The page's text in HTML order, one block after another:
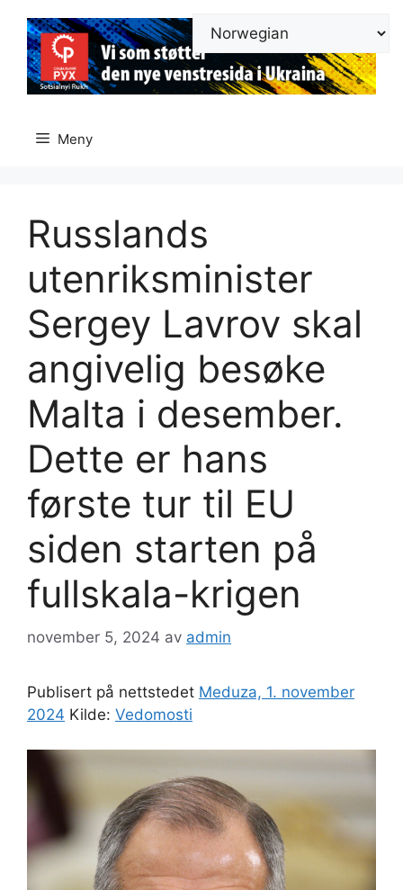
innhold
Meny
Russlands
utenriksminister
Sergey Lavrov skal
angivelig besøke
Malta i desember.
Dette er hans
første tur til EU
siden starten på
fullskala-krigen
november 5, 2024 av admin
Publisert på nettstedet Meduza, 1. november
2024 Kilde: Vedomosti